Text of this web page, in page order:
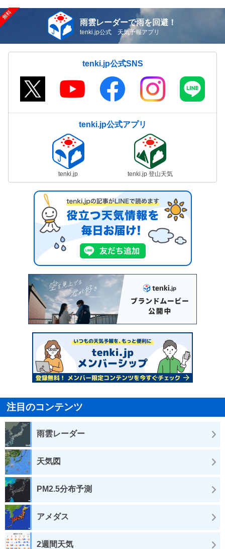
雨雲レーダーで雨を回避！
tenki.jp公式 天気予報アプリ
tenki.jp公式SNS
tenki.jp公式アプリ
tenki.jp tenki.jp 登山天気
注目のコンテンツ
雨雲レーダー
天気図
PM2.5分布予測
アメダス
2週間天気